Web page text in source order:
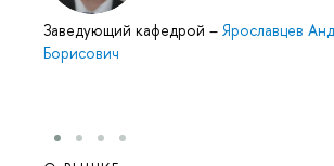
Заведующий кафедрой – Ярославцев
Борисович